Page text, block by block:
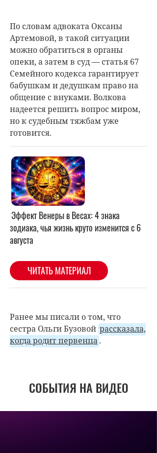
По словам адвоката Оксаны
Артемовой, в такой ситуации
можно обратиться в органы
опеки, а затем в суд — статья 67
Семейного кодекса гарантирует
бабушкам и дедушкам право на
общение с внуками. Волкова
надеется решить вопрос миром,
но к судебным тяжбам уже
готовится.
Ранее мы писали о том, что
сестра Ольги Бузовой рассказала,
когда родит первенца.
СОБЫТИЯ НА ВИДЕО